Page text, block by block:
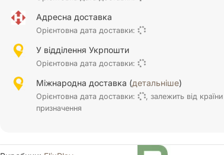
Адресна доставка
Орієнтовна дата доставки:
У відділення Укрпошти
Орієнтовна дата доставки:
Міжнародна доставка (детальніше)
Орієнтовна дата доставки:
, залежить від країни
призначення